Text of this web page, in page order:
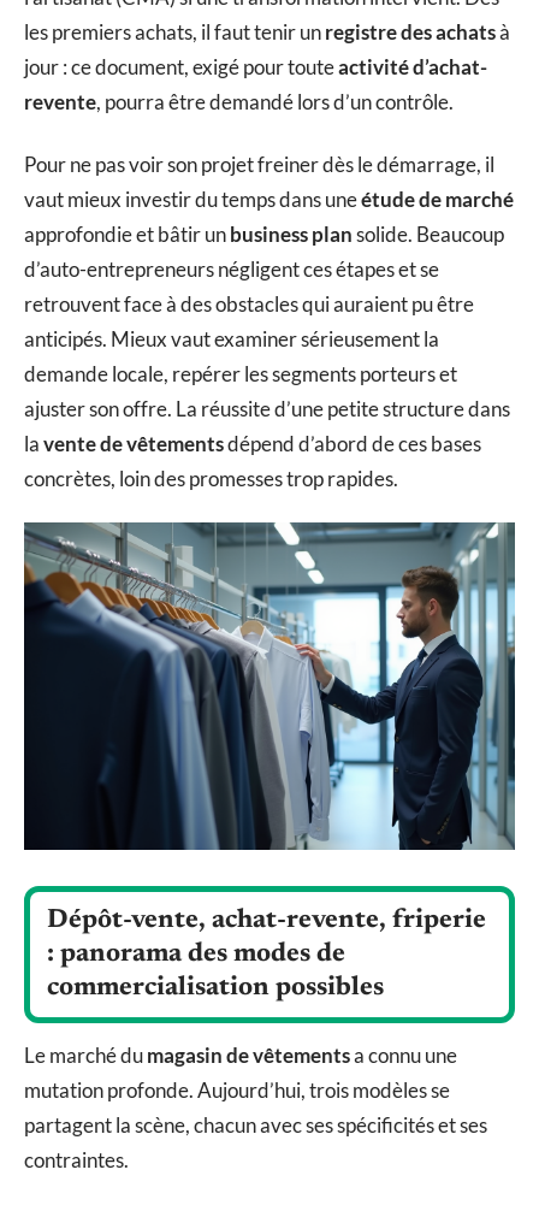
les premiers achats, il faut tenir unregistre des achatsà
jour : ce document, exigé pour touteactivité d’achat-
revente, pourra être demandé lors d’un contrôle.
Pour ne pas voir son projet freiner dès le démarrage, il
vaut mieux investir du temps dans uneétude de marché
approfondie et bâtir unbusiness plansolide. Beaucoup
d’auto-entrepreneurs négligent ces étapes et se
retrouvent face à des obstacles qui auraient pu être
anticipés. Mieux vaut examiner sérieusement la
demande locale, repérer les segments porteurs et
ajuster son offre. La réussite d’une petite structure dans
lavente de vêtementsdépend d’abord de ces bases
concrètes, loin des promesses trop rapides.
Dépôt-vente, achat-revente, friperie
: panorama des modes de
commercialisation possibles
Le marché dumagasin de vêtementsa connu une
mutation profonde. Aujourd’hui, trois modèles se
partagent la scène, chacun avec ses spécificités et ses
contraintes.